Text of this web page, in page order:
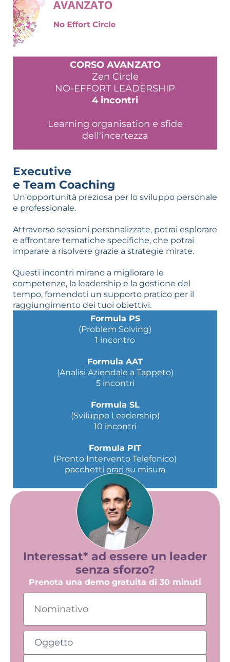
CORSO AVANZATO
Zen Circle
NO-EFFORT LEADERSHIP
4 incontri
Learning organisation e sfide
dell'incertezza
Executive
e Team Coaching
Un'opportunità preziosa per lo sviluppo personale
e professionale.
Attraverso sessioni personalizzate, potrai esplorare
e affrontare tematiche specifiche, che potrai
imparare a risolvere grazie a strategie mirate.
Questi incontri mirano a migliorare le
competenze, la leadership e la gestione del
tempo, fornendoti un supporto pratico per il
raggiungimento dei tuoi obiettivi.
Formula PS
(Problem Solving)
1 incontro
Formula AAT
(Analisi Aziendale a Tappeto)
5 incontri
Formula SL
(Sviluppo Leadership)
10 incontri
Formula PIT
(Pronto Intervento Telefonico)
pacchetti orari su misura
Interessat* ad essere un leader
senza sforzo?
Prenota una demo gratuita di 30 minuti